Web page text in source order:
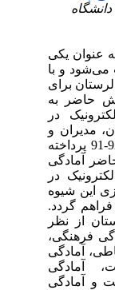
عنوان یکی
و با
برای
حاضر به
در
مدیران و
کارکنان اجرایی در سال تحصیلی 92-91 پرداخته
آمادگی
در
این شیوه
گردد.
از نظر
فرهنگی،
آمادگی
آمادگی
و آمادگی